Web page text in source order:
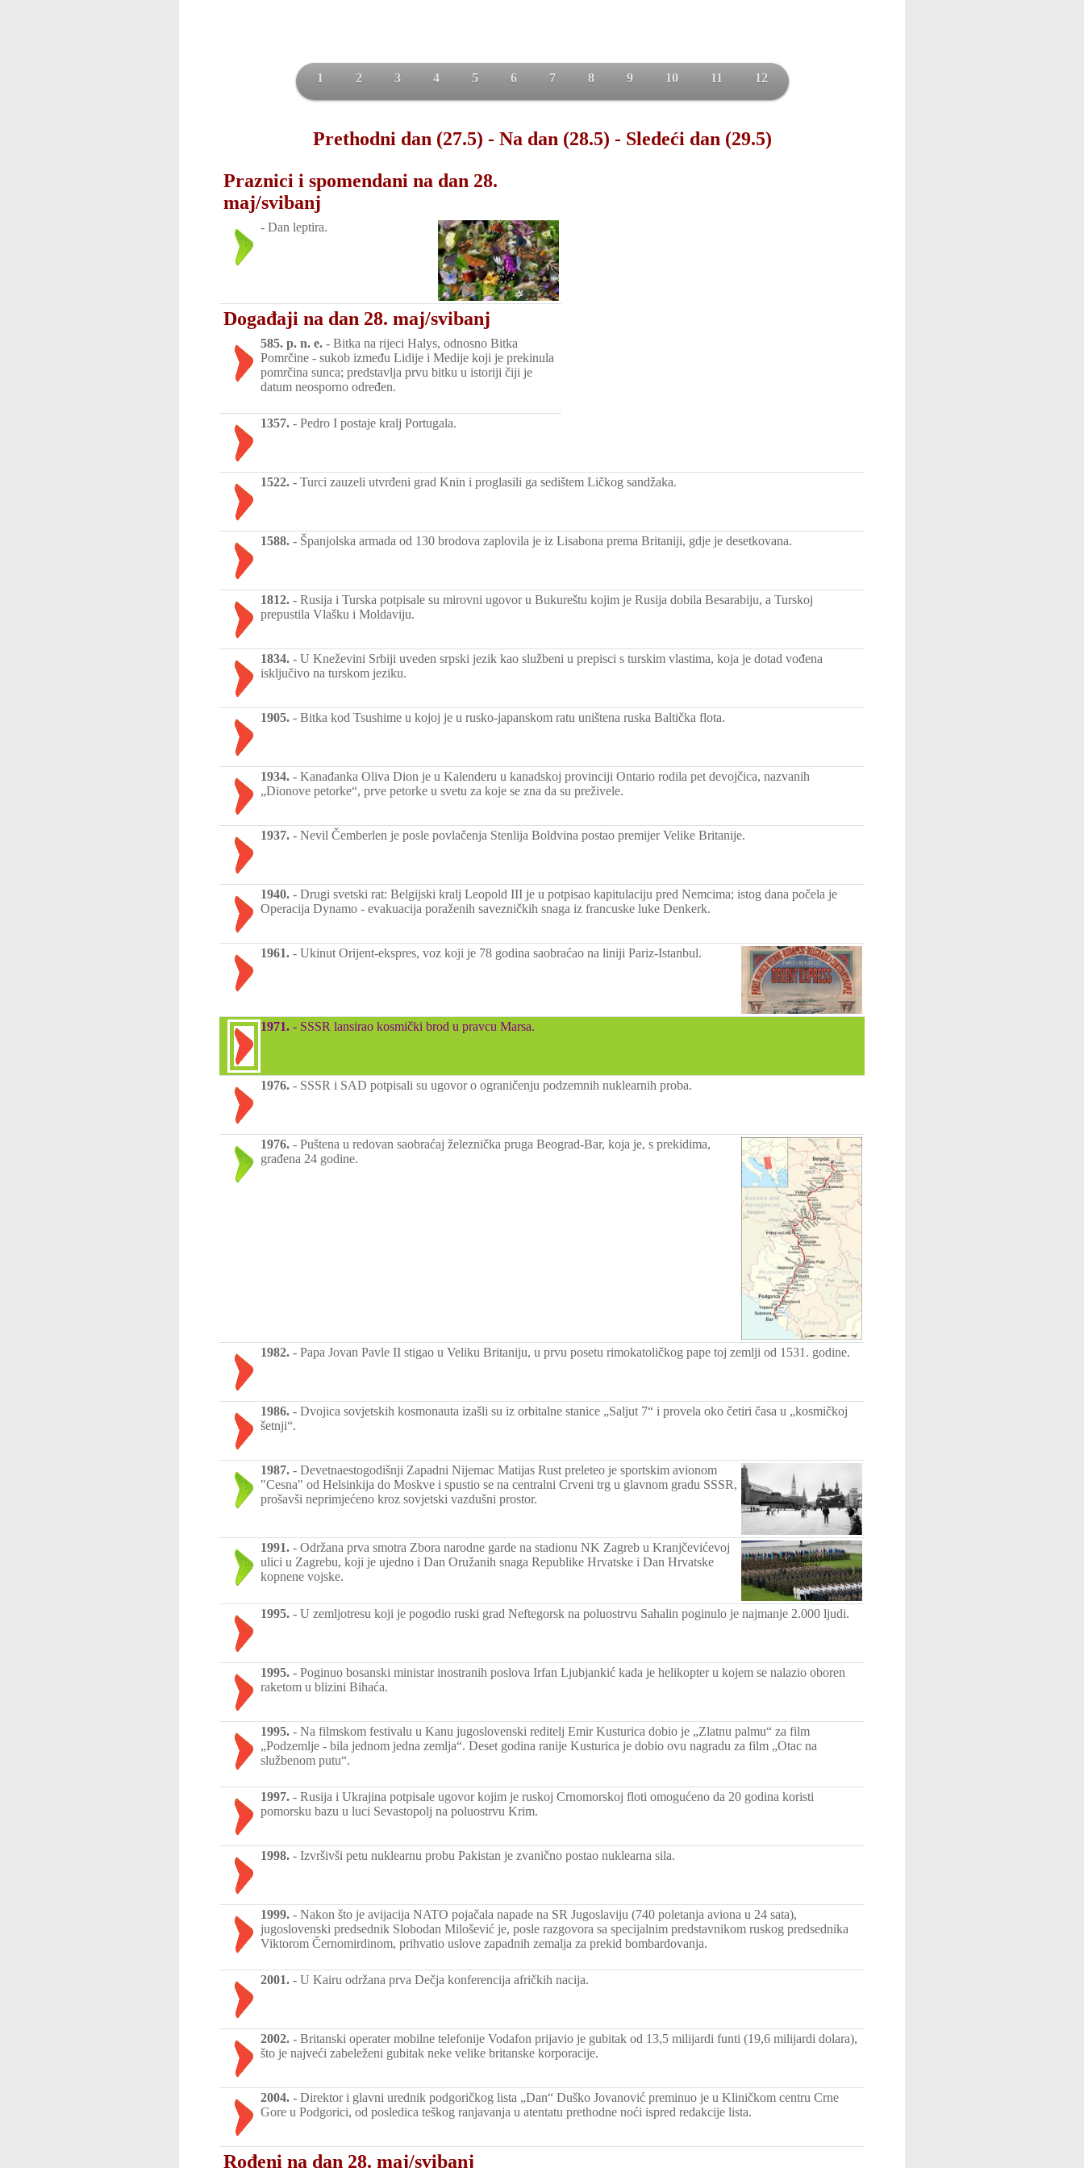
1 2 3 4 5 6 7 8 9 10 11 12
Prethodni dan (27.5) - Na dan (28.5) - Sledeći dan (29.5)
Praznici i spomendani na dan 28.
maj/svibanj
- Dan leptira.
Događaji na dan 28. maj/svibanj
585. p. n. e. - Bitka na rijeci Halys, odnosno Bitka
Pomrčine - sukob između Lidije i Medije koji je prekinula
pomrčina sunca; predstavlja prvu bitku u istoriji čiji je
datum neosporno određen.
1357. - Pedro I postaje kralj Portugala.
1522. - Turci zauzeli utvrđeni grad Knin i proglasili ga sedištem Ličkog sandžaka.
1588. - Španjolska armada od 130 brodova zaplovila je iz Lisabona prema Britaniji, gdje je desetkovana.
1812. - Rusija i Turska potpisale su mirovni ugovor u Bukureštu kojim je Rusija dobila Besarabiju, a Turskoj
prepustila Vlašku i Moldaviju.
1834. - U Kneževini Srbiji uveden srpski jezik kao službeni u prepisci s turskim vlastima, koja je dotad vođena
isključivo na turskom jeziku.
1905. - Bitka kod Tsushime u kojoj je u rusko-japanskom ratu uništena ruska Baltička flota.
1934. - Kanađanka Oliva Dion je u Kalenderu u kanadskoj provinciji Ontario rodila pet devojčica, nazvanih
„Dionove petorke“, prve petorke u svetu za koje se zna da su preživele.
1937. - Nevil Čemberlen je posle povlačenja Stenlija Boldvina postao premijer Velike Britanije.
1940. - Drugi svetski rat: Belgijski kralj Leopold III je u potpisao kapitulaciju pred Nemcima; istog dana počela je
Operacija Dynamo - evakuacija poraženih savezničkih snaga iz francuske luke Denkerk.
1961. - Ukinut Orijent-ekspres, voz koji je 78 godina saobraćao na liniji Pariz-Istanbul.
1971. - SSSR lansirao kosmički brod u pravcu Marsa.
1976. - SSSR i SAD potpisali su ugovor o ograničenju podzemnih nuklearnih proba.
1976. - Puštena u redovan saobraćaj železnička pruga Beograd-Bar, koja je, s prekidima,
građena 24 godine.
1982. - Papa Jovan Pavle II stigao u Veliku Britaniju, u prvu posetu rimokatoličkog pape toj zemlji od 1531. godine.
1986. - Dvojica sovjetskih kosmonauta izašli su iz orbitalne stanice „Saljut 7“ i provela oko četiri časa u „kosmičkoj
šetnji“.
1987. - Devetnaestogodišnji Zapadni Nijemac Matijas Rust preleteo je sportskim avionom
"Cesna" od Helsinkija do Moskve i spustio se na centralni Crveni trg u glavnom gradu SSSR,
prošavši neprimjećeno kroz sovjetski vazdušni prostor.
1991. - Održana prva smotra Zbora narodne garde na stadionu NK Zagreb u Kranjčevićevoj
ulici u Zagrebu, koji je ujedno i Dan Oružanih snaga Republike Hrvatske i Dan Hrvatske
kopnene vojske.
1995. - U zemljotresu koji je pogodio ruski grad Neftegorsk na poluostrvu Sahalin poginulo je najmanje 2.000 ljudi.
1995. - Poginuo bosanski ministar inostranih poslova Irfan Ljubjankić kada je helikopter u kojem se nalazio oboren
raketom u blizini Bihaća.
1995. - Na filmskom festivalu u Kanu jugoslovenski reditelj Emir Kusturica dobio je „Zlatnu palmu“ za film
„Podzemlje - bila jednom jedna zemlja“. Deset godina ranije Kusturica je dobio ovu nagradu za film „Otac na
službenom putu“.
1997. - Rusija i Ukrajina potpisale ugovor kojim je ruskoj Crnomorskoj floti omogućeno da 20 godina koristi
pomorsku bazu u luci Sevastopolj na poluostrvu Krim.
1998. - Izvršivši petu nuklearnu probu Pakistan je zvanično postao nuklearna sila.
1999. - Nakon što je avijacija NATO pojačala napade na SR Jugoslaviju (740 poletanja aviona u 24 sata),
jugoslovenski predsednik Slobodan Milošević je, posle razgovora sa specijalnim predstavnikom ruskog predsednika
Viktorom Černomirdinom, prihvatio uslove zapadnih zemalja za prekid bombardovanja.
2001. - U Kairu održana prva Dečja konferencija afričkih nacija.
2002. - Britanski operater mobilne telefonije Vodafon prijavio je gubitak od 13,5 milijardi funti (19,6 milijardi dolara),
što je najveći zabeleženi gubitak neke velike britanske korporacije.
2004. - Direktor i glavni urednik podgoričkog lista „Dan“ Duško Jovanović preminuo je u Kliničkom centru Crne
Gore u Podgorici, od posledica teškog ranjavanja u atentatu prethodne noći ispred redakcije lista.
Rođeni na dan 28. maj/svibanj